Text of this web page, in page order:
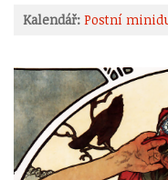
Kalendář: Postní